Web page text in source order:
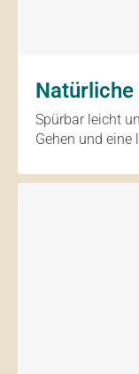
Natürliche
Spürbar leicht
Gehen und eine